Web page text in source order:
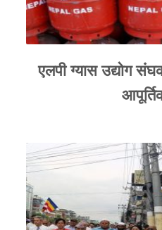
एलपी ग्यास उद्योग